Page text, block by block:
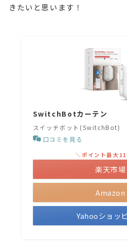
きたいと思います！
SwitchBotカーテン
スイッチボット(SwitchBot)
口コミを見る
Amazon
＼ポイント最大
楽天市場
Yahooショッ